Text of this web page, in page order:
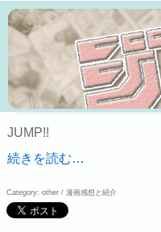
JUMP!!
続きを読む…
Category: other / 漫画感想と紹介